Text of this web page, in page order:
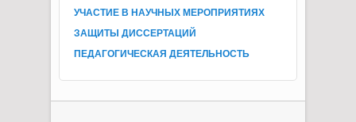
УЧАСТИЕ В НАУЧНЫХ МЕРОПРИЯТИЯХ
ЗАЩИТЫ ДИССЕРТАЦИЙ
ПЕДАГОГИЧЕСКАЯ ДЕЯТЕЛЬНОСТЬ